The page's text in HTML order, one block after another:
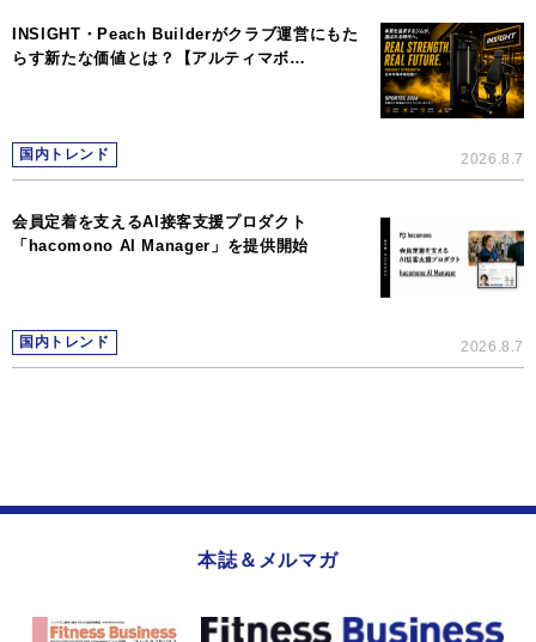
INSIGHT・Peach Builderがクラブ運営にもた
らす新たな価値とは？【アルティマボ…
国内トレンド 2026.8.7
会員定着を支えるAI接客支援プロダクト
「hacomono AI Manager」を提供開始
国内トレンド 2026.8.7
本誌＆メルマガ